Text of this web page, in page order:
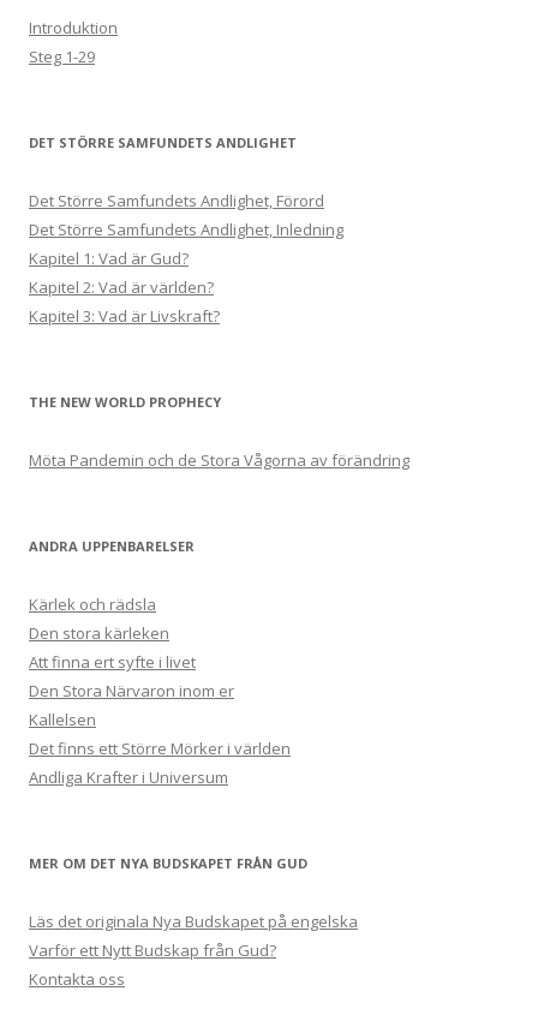
Introduktion
Steg 1-29
DET STÖRRE SAMFUNDETS ANDLIGHET
Det Större Samfundets Andlighet, Förord
Det Större Samfundets Andlighet, Inledning
Kapitel 1: Vad är Gud?
Kapitel 2: Vad är världen?
Kapitel 3: Vad är Livskraft?
THE NEW WORLD PROPHECY
Möta Pandemin och de Stora Vågorna av förändring
ANDRA UPPENBARELSER
Kärlek och rädsla
Den stora kärleken
Att finna ert syfte i livet
Den Stora Närvaron inom er
Kallelsen
Det finns ett Större Mörker i världen
Andliga Krafter i Universum
MER OM DET NYA BUDSKAPET FRÅN GUD
Läs det originala Nya Budskapet på engelska
Varför ett Nytt Budskap från Gud?
Kontakta oss